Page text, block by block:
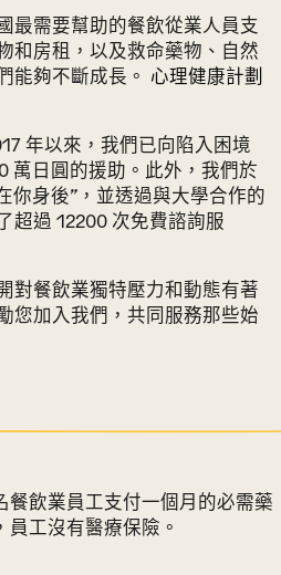
最需要幫助的餐飲從業人員支
和房租，以及救命藥物、自然
能夠不斷成長。 心理健康計劃
年以來，我們已向陷入困境
萬日圓的援助。此外，我們於
你身後”，並透過與大學合作的
超過 12200 次免費諮詢服
對餐飲業獨特壓力和動態有著
您加入我們，共同服務那些始
餐飲業員工支付一個月的必需藥
員工沒有醫療保險。